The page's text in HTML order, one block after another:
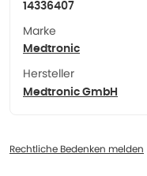
14336407
Marke
Medtronic
Hersteller
Medtronic GmbH
Rechtliche Bedenken melden